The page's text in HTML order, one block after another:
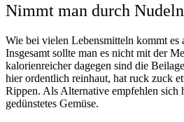
Nimmt man durch
Wie bei vielen Lebensmitteln kommt es
Insgesamt sollte man es nicht mit der
kalorienreicher dagegen sind die
hier ordentlich reinhaut, hat ruck zuck
Rippen. Als Alternative empfehlen
gedünstetes Gemüse.